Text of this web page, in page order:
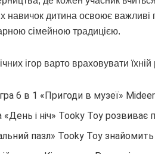
навичок дитина освоює важливі
сімейною традицією.
ігор варто враховувати
гра 6 в 1 «Пригоди в музеї»
«День і ніч» Tooky Toy
пазл» Tooky Toy